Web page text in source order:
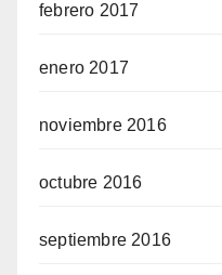
febrero 2017
enero 2017
noviembre 2016
octubre 2016
septiembre 2016